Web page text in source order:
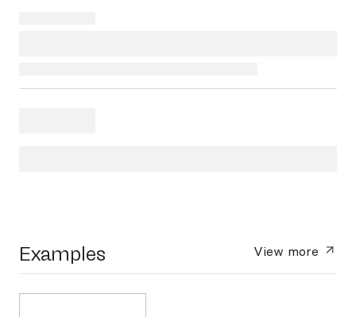
Examples View more